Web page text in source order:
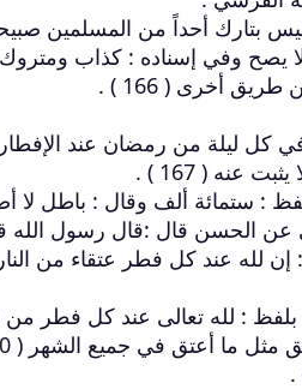
يصح وفي إسناده : كذاب
أخرى ( 166 ) .
عنه ( 167 ) .
: ستمائة ألف وقال : باطل لا
الحسن قال :قال رسول الله قال
لله عند كل فطر عتقاء من
: لله تعالى عند كل فطر
ما أعتق في جميع الشهر ( 170 ) .